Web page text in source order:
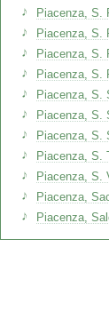
Piacenza, S.
Piacenza, S.
Piacenza, S.
Piacenza, S.
Piacenza, S.
Piacenza, S.
Piacenza, S.
Piacenza, S.
Piacenza, S.
Piacenza,
Piacenza,